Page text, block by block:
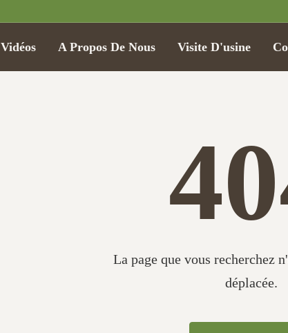
Vidéos A Propos De Nous Visite D'usine
La page que vous recherchez
déplacée.